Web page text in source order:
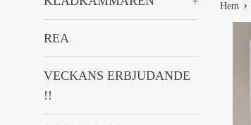
REA
VECKANS ERBJUDANDE
!!
Hem ›